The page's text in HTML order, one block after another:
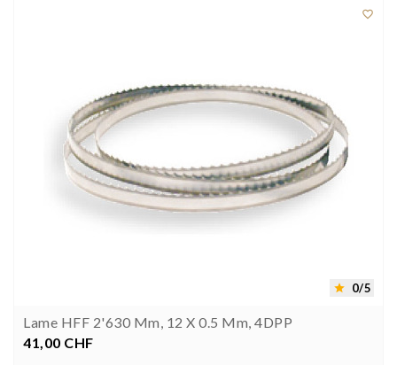

 0/5
Lame HFF 2'630 Mm, 12 X 0.5 Mm, 4DPP
Prezzo
41,00 CHF